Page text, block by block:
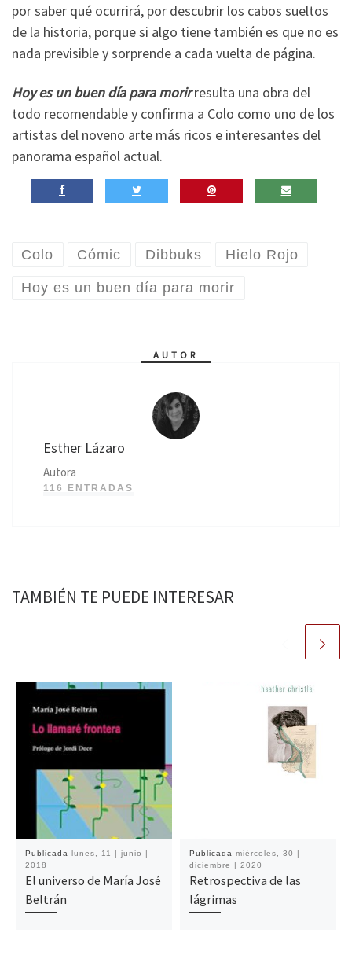
por saber qué ocurrirá, por descubrir los cabos sueltos
de la historia, porque si algo tiene también es que no es
nada previsible y sorprende a cada vuelta de página.
Hoy es un buen día para morirresulta una obra del
todo recomendable y confirma a Colo como uno de los
artistas del noveno arte más ricos e interesantes del
panorama español actual.
Colo Cómic Dibbuks Hielo Rojo
Hoy es un buen día para morir
AUTOR
Esther Lázaro
Autora
116 ENTRADAS
TAMBIÉN TE PUEDE INTERESAR
Publicada lunes, 11 | junio |
2018
El universo de María José
Beltrán
Publicada miércoles, 30 |
diciembre | 2020
Retrospectiva de las
lágrimas